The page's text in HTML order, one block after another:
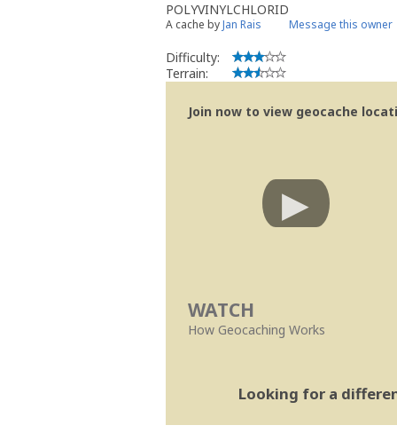
POLYVINYLCHLORID
A cache byJan Rais Message this owner
Difficulty:
Terrain:
Join now to view geocache
WATCH
How Geocaching Works
Looking for a